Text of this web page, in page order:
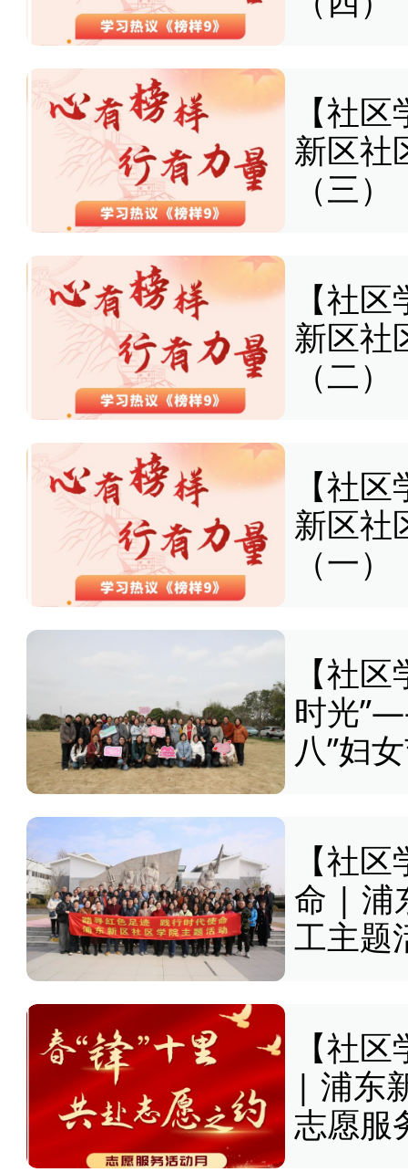
【社
新区社
（三）
【社
新区社
（二）
【社
新区社
（一）
【社
时光
八”妇
【社
命 | 浦
工主题
【社
| 浦东
志愿服